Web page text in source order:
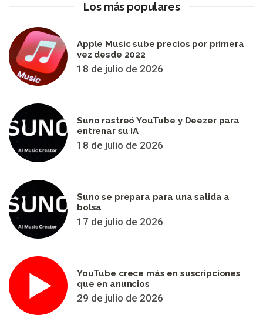
Los más populares
Apple Music sube precios por primera
vez desde 2022
18 de julio de 2026
Suno rastreó YouTube y Deezer para
entrenar su IA
18 de julio de 2026
Suno se prepara para una salida a
bolsa
17 de julio de 2026
YouTube crece más en suscripciones
que en anuncios
29 de julio de 2026